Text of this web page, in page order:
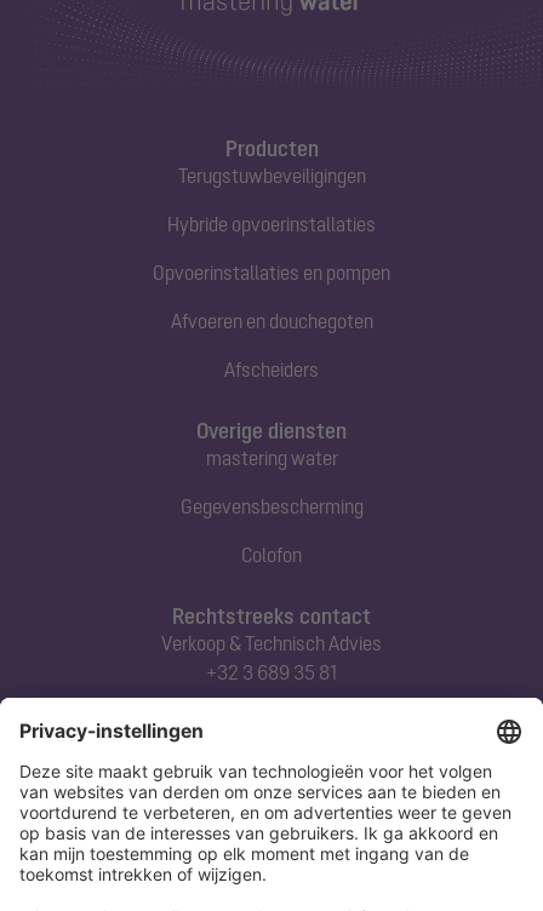
Producten
Terugstuwbeveiligingen
Hybride opvoerinstallaties
Opvoerinstallaties en pompen
Afvoeren en douchegoten
Afscheiders
Rechtstreeks contact
Verkoop & Technisch Advies
+32 3 689 35 81
Abonneert u zich op onze nieuwsbrief
Nu aanmelden
Overige diensten
mastering water
Gegevensbescherming
Colofon